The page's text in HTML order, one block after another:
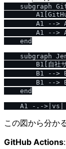
subgraph
A1 -->
A1 -->
    end
subgraph
B1[自社サ
B1 -->
B1 -->
    end
この図から分か
GitHub Actions: